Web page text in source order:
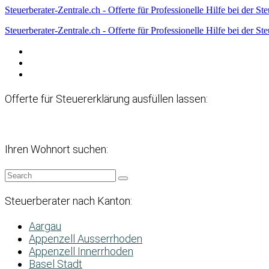
Steuerberater-Zentrale.ch - Offerte für Professionelle Hilfe bei der
Steuerberater-Zentrale.ch - Offerte für Professionelle Hilfe bei der
Offerte für Steuererklärung ausfüllen lassen:
Ihren Wohnort suchen:
Steuerberater nach Kanton:
Aargau
Appenzell Ausserrhoden
Appenzell Innerrhoden
Basel Stadt